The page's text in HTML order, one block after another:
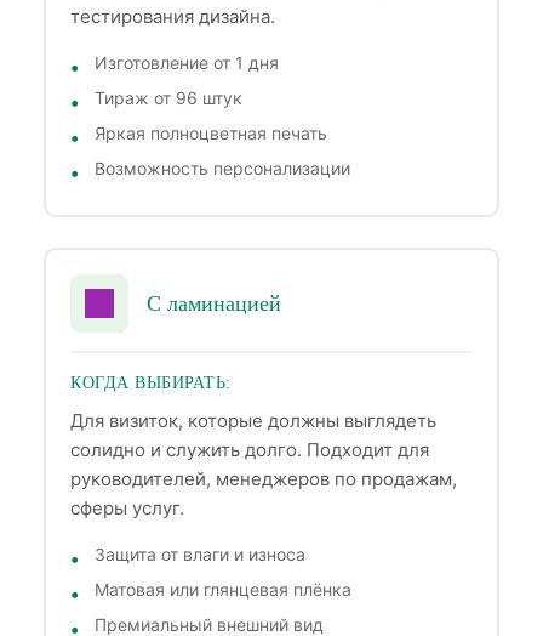
тестирования дизайна.
Изготовление от 1 дня
Тираж от 96 штук
Яркая полноцветная печать
Возможность персонализации
С ламинацией
КОГДА ВЫБИРАТЬ:
Для визиток, которые должны выглядеть
солидно и служить долго. Подходит для
руководителей, менеджеров по продажам,
сферы услуг.
Защита от влаги и износа
Матовая или глянцевая плёнка
Премиальный внешний вид